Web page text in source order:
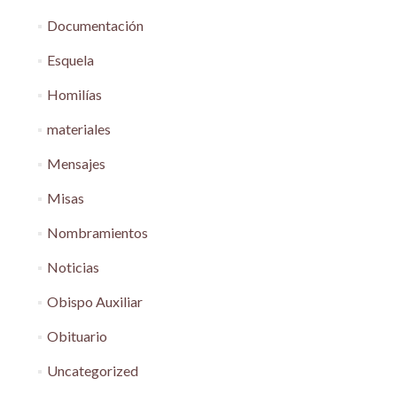
Documentación
Esquela
Homilías
materiales
Mensajes
Misas
Nombramientos
Noticias
Obispo Auxiliar
Obituario
Uncategorized